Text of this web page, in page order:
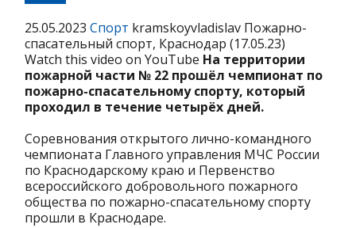
25.05.2023 Спорт kramskoyvladislav Пожарно-
спасательный спорт, Краснодар (17.05.23)
Watch this video on YouTube На территории
пожарной части № 22 прошёл чемпионат по
пожарно-спасательному спорту, который
проходил в течение четырёх дней.
Соревнования открытого лично-командного
чемпионата Главного управления МЧС России
по Краснодарскому краю и Первенство
всероссийского добровольного пожарного
общества по пожарно-спасательному спорту
прошли в Краснодаре.